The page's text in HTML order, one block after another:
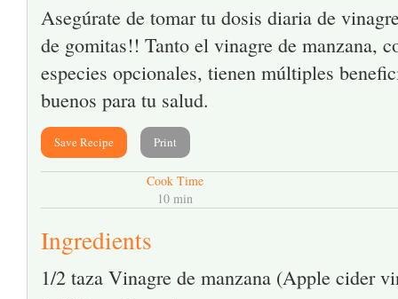
Asegúrate de tomar tu dosis diaria de
de gomitas!! Tanto el vinagre de manzana,
especies opcionales, tienen múltiples
buenos para tu salud.
Save Recipe Print
Cook Time
10 min
Ingredients
1/2 taza Vinagre de manzana (Apple cider